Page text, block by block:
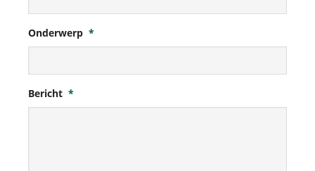
Onderwerp *
Bericht *